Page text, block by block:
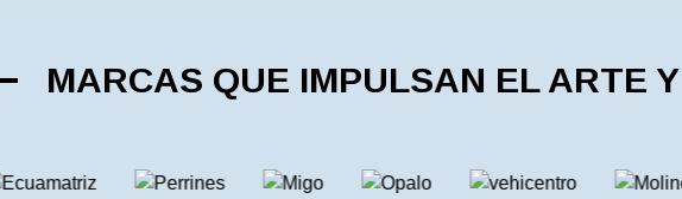
MARCAS QUE IMPULSAN EL ARTE